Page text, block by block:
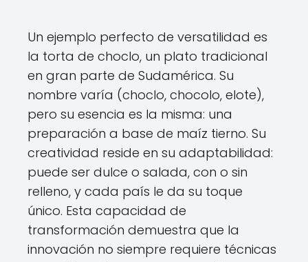
Un ejemplo perfecto de versatilidad es
la torta de choclo, un plato tradicional
en gran parte de Sudamérica. Su
nombre varía (choclo, chocolo, elote),
pero su esencia es la misma: una
preparación a base de maíz tierno. Su
creatividad reside en su adaptabilidad:
puede ser dulce o salada, con o sin
relleno, y cada país le da su toque
único. Esta capacidad de
transformación demuestra que la
innovación no siempre requiere técnicas